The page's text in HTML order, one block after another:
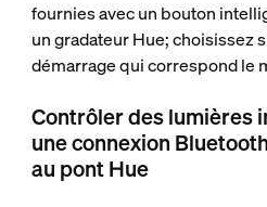
fournies avec un bouton
un gradateur Hue; choisissez
démarrage qui correspond le
Contrôler des lumières
une connexion
au pont Hue